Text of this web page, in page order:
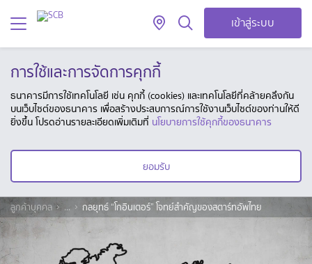
เข้าสู่ระบบ
การใช้และการจัดการคุกกี้
ธนาคารมีการใช้เทคโนโลยี เช่น คุกกี้ (cookies) และเทคโนโลยีที่คล้ายคลึงกัน
บนเว็บไซต์ของธนาคาร เพื่อสร้างประสบการณ์การใช้งานเว็บไซต์ของท่านให้ดี
ยิ่งขึ้น โปรดอ่านรายละเอียดเพิ่มเติมที่ นโยบายการใช้คุกกี้ของธนาคาร
ยอมรับ
ลูกค้าบุคคล ... กลยุทธ์ “โกอินเตอร์” โจทย์สำคัญของสตาร์ทอัพไทย